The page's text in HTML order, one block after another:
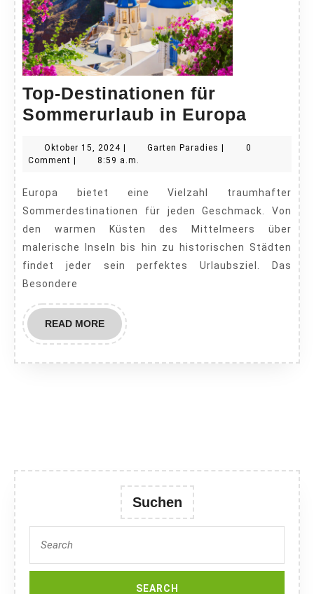
Top-Destinationen für
Sommerurlaub in Europa
für
in
Europa
Oktober 15, 2024Oktober
15,
Garten Paradies Garten0
Comment
8:59 a.m.
Europa bietet eine Vielzahl traumhafter
Sommerdestinationen für jeden Geschmack. Von
den warmen Küsten des Mittelmeers über
malerische Inseln bis hin zu historischen Städten
findet jeder sein perfektes Urlaubsziel. Das
Besondere
READ MOREREAD
MORE
Suchen
for: